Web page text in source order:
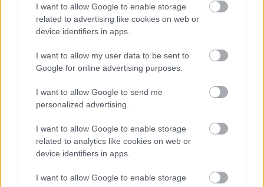
I want to allow Google to enable storage
related to advertising like cookies on web or
device identifiers in apps.
I want to allow my user data to be sent to
Google for online advertising purposes.
I want to allow Google to send me
personalized advertising.
I want to allow Google to enable storage
related to analytics like cookies on web or
device identifiers in apps.
I want to allow Google to enable storage